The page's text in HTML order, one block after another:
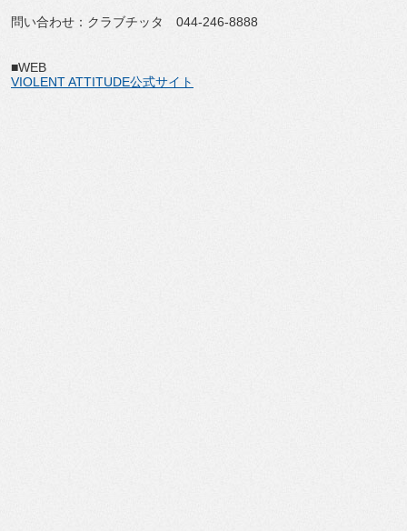
問い合わせ：クラブチッタ 044-246-8888
■WEB
VIOLENT ATTITUDE公式サイト